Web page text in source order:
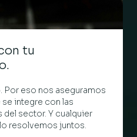
tu
Por eso nos aseguramos
integre con las
sector. Y cualquier
resolvemos juntos.